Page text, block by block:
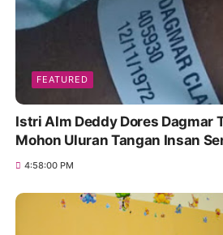
FEATURED
Istri Alm Deddy Dores Dagmar
Mohon Uluran Tangan Insan
4:58:00 PM